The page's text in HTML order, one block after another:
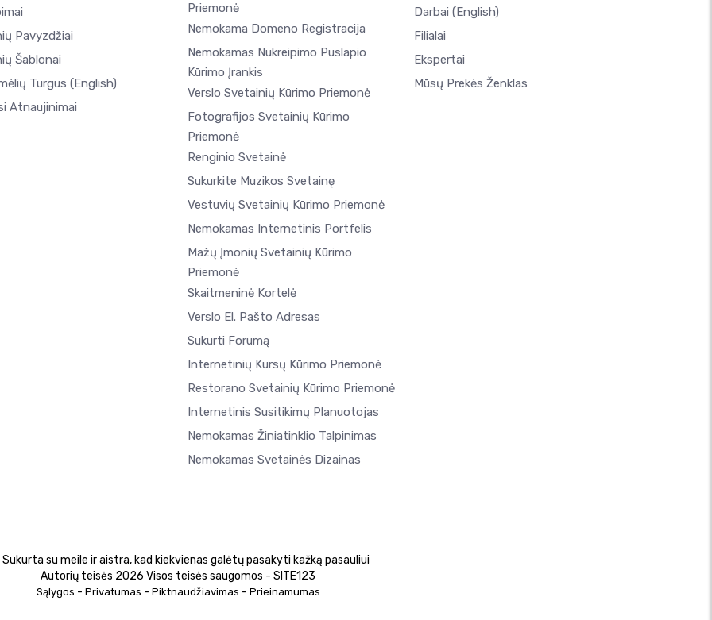
Pavyzdžiai
Šablonai
Turgus (English)
Atnaujinimai
Priemonė
Nemokama Domeno Registracija
Nemokamas Nukreipimo Puslapio
Kūrimo Įrankis
Verslo Svetainių Kūrimo Priemonė
Fotografijos Svetainių Kūrimo
Priemonė
Renginio Svetainė
Sukurkite Muzikos Svetainę
Vestuvių Svetainių Kūrimo Priemonė
Nemokamas Internetinis Portfelis
Mažų Įmonių Svetainių Kūrimo
Priemonė
Skaitmeninė Kortelė
Verslo El. Pašto Adresas
Sukurti Forumą
Internetinių Kursų Kūrimo Priemonė
Restorano Svetainių Kūrimo Priemonė
Internetinis Susitikimų Planuotojas
Nemokamas Žiniatinklio Talpinimas
Nemokamas Svetainės Dizainas
Darbai (English)
Filialai
Ekspertai
Mūsų Prekės Ženklas
Sukurta su meile ir aistra, kad kiekvienas galėtų pasakyti kažką pasauliui
Autorių teisės 2026 Visos teisės saugomos - SITE123
Sąlygos - Privatumas - Piktnaudžiavimas - Prieinamumas